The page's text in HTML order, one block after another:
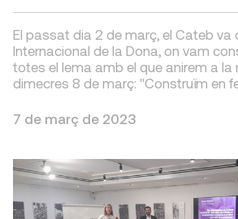
El passat dia 2 de març, el Cateb va
Internacional de la Dona, on vam
totes el lema amb el que anirem a
dimecres 8 de març: "Construïm en
7 de març de 2023